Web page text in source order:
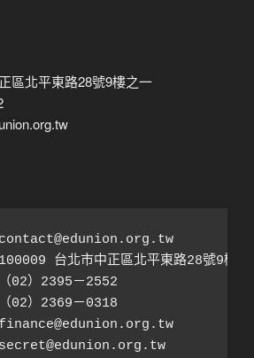
區北平東路28號9樓之一
contact@edunion.org.tw
台北市中正區北平東路28號9樓之
02）2395－2552
02）2369－0318
finance@edunion.org.tw
secret@edunion.org.tw